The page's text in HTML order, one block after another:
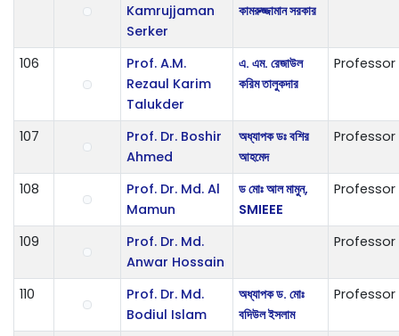
Kamrujjaman
Serker
কামরুজ্জামান সরকার
106
Prof. A.M.
Rezaul Karim
Talukder
এ. এম. রেজাউল
করিম তালুকদার
Professor
107
Prof. Dr. Boshir
Ahmed
অধ্যাপক ডঃ বশির
আহমেদ
Professor
108
Prof. Dr. Md. Al
Mamun
ড মোঃ আল মামুন,
SMIEEE
Professor
109
Prof. Dr. Md.
Anwar Hossain
Professor
110
Prof. Dr. Md.
Bodiul Islam
অধ্যাপক ড. মোঃ
বদিউল ইসলাম
Professor